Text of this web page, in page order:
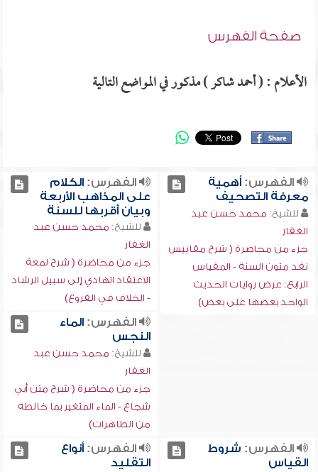
صفحة الفهرس
الأعلام : ( أحمد شاكر ) مذكور في المواضع التالية
الفهرس:أهمية
معرفة التصحيف
للشيخ: محمد حسن عبد
الغفار
جزء من محاضرة ( شرح مقاييس
نقد متون السنة - المقياس
الرابع: عرض روايات الحديث
الواحد بعضها على بعض)
الفهرس:الكلام
على المذاهب الأربعة
وبيان أقربها للسنة
للشيخ: محمد حسن عبد
الغفار
جزء من محاضرة ( شرح لمعة
الاعتقاد الهادي إلى سبيل الرشاد
- الخلاف في الفروع)
الفهرس:الماء
النجس
للشيخ: محمد حسن عبد
الغفار
جزء من محاضرة ( شرح متن أبي
شجاع - الماء المتغير بما خالطه
من الطاهرات)
الفهرس: شروط
القياس
الفهرس:أنواع
التقليد